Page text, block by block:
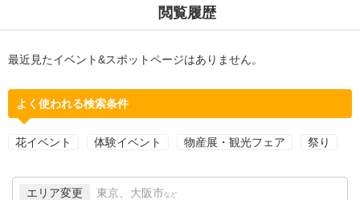
閲覧履歴
最近見たイベント&スポットページはありません。
よく使われる検索条件
花イベント 体験イベント 物産展・観光フェア 祭り
エリア変更 東京、大阪市 など